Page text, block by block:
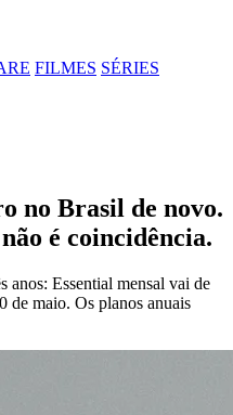
FILMES SÉRIES
no Brasil de novo.
é coincidência.
anos: Essential mensal vai de
de maio. Os planos anuais